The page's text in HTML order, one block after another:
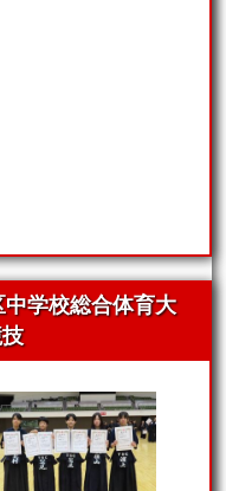
学校総合体育大